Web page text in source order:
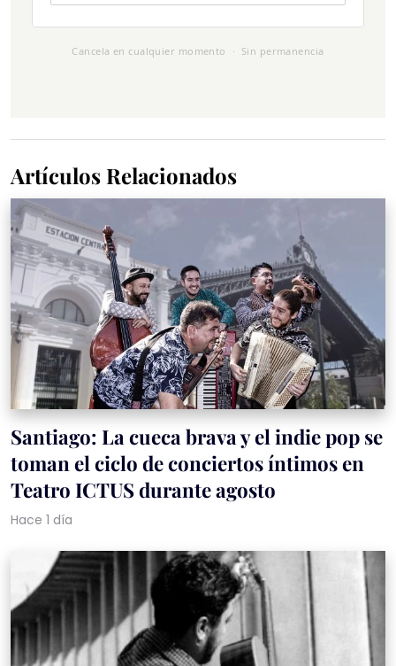
Cancela en cualquier momento · Sin permanencia
Artículos Relacionados
Santiago: La cueca brava y el indie pop se
toman el ciclo de conciertos íntimos en
Teatro ICTUS durante agosto
Hace 1 día